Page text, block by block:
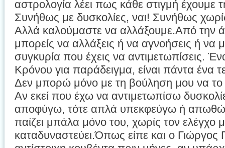
αστρολογία λέει πως κάθε στιγμή έχουμε
Συνήθως με δυσκολίες, ναι! Συνήθως
Αλλά καλούμαστε να αλλάξουμε.Από την
μπορείς να αλλάξεις ή να αγνοήσεις ή να
συγκυρία που έχεις να αντιμετωπίσεις.
Κρόνου για παράδειγμα, είναι πάντα ένα
Δεν μπορώ μόνο με τη βούληση μου να το
Αν εκεί που έχω να αντιμετωπίσω
αποφύγω, τότε απλά υπεκφεύγω ή απωθώ
παίζει μπάλα μόνο του, χωρίς τον ελέγχο
καταδυναστεύει.Όπως είπε και ο